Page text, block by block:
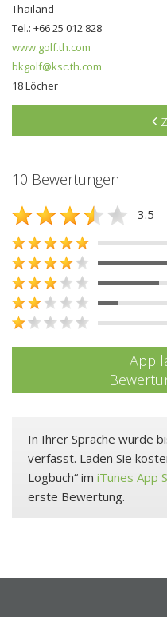
Thailand
Tel.: +66 25 012 828
www.golf.th.com
bkgolf@ksc.th.com
18 Löcher
10 Bewertungen
3.5
App
In Ihrer Sprache wurde
verfasst. Laden Sie
Logbuch“ im iTunes App
erste Bewertung.